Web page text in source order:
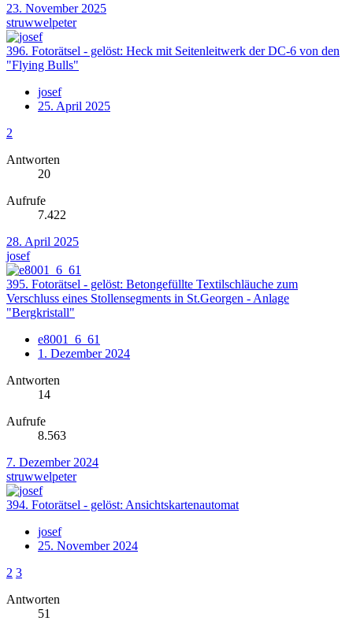
23. November 2025
struwwelpeter
396. Fotorätsel - gelöst: Heck mit Seitenleitwerk der DC-6 von den
"Flying Bulls"
josef
25. April 2025
2
Antworten
20
Aufrufe
7.422
28. April 2025
josef
395. Fotorätsel - gelöst: Betongefüllte Textilschläuche zum
Verschluss eines Stollensegments in St.Georgen - Anlage
"Bergkristall"
e8001_6_61
1. Dezember 2024
Antworten
14
Aufrufe
8.563
7. Dezember 2024
struwwelpeter
394. Fotorätsel - gelöst: Ansichtskartenautomat
josef
25. November 2024
2 3
Antworten
51